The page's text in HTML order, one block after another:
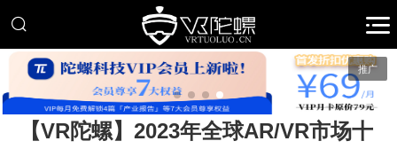
推广
【VR陀螺】2023年全球AR/VR市场十